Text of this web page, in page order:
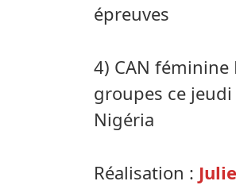
épreuves
4) CAN féminine
groupes ce jeudi
Nigéria
Réalisation :